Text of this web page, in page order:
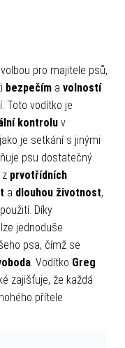
pro majitele psů,
bezpečím a volností
Toto vodítko je
kontrolu v
je setkání s jinými
psu dostatečný
prvotřídních
a dlouhou životnost,
Díky
lze jednoduše
psa, čímž se
. Vodítko Greg
zajišťuje, že každá
přítele